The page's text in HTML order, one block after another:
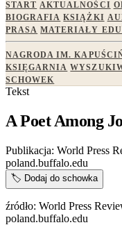
START AKTUALNOŚCI
BIOGRAFIA KSIĄŻKI
PRASA MATERIAŁY
NAGRODA IM.
KSIĘGARNIA
SCHOWEK
Tekst
A Poet Among
Publikacja: World Press
poland.buffalo.edu
🏷️ Dodaj do schowka
źródło: World Press
poland.buffalo.edu